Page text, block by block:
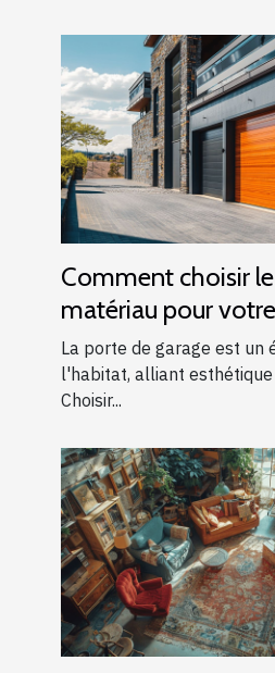
Comment choisir
matériau pour
garage
La porte de garage est un
l'habitat, alliant
Choisir...